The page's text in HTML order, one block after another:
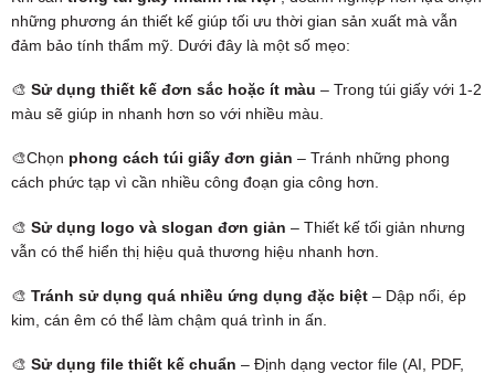
những phương án thiết kế giúp tối ưu thời gian sản xuất mà vẫn
đảm bảo tính thẩm mỹ. Dưới đây là một số mẹo:
🎨 Sử dụng thiết kế đơn sắc hoặc ít màu – Trong túi giấy với 1-2
màu sẽ giúp in nhanh hơn so với nhiều màu.
🎨Chọn phong cách túi giấy đơn giản – Tránh những phong
cách phức tạp vì cần nhiều công đoạn gia công hơn.
🎨 Sử dụng logo và slogan đơn giản – Thiết kế tối giản nhưng
vẫn có thể hiển thị hiệu quả thương hiệu nhanh hơn.
🎨 Tránh sử dụng quá nhiều ứng dụng đặc biệt– Dập nổi, ép
kim, cán êm có thể làm chậm quá trình in ấn.
🎨 Sử dụng file thiết kế chuẩn – Định dạng vector file (AI, PDF,